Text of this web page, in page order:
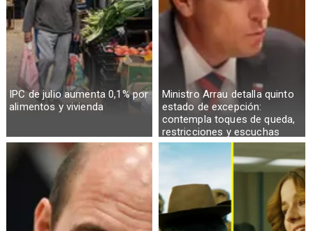
IPC de julio aumenta 0,1% por
alimentos y vivienda
Ministro Arrau detalla quinto
estado de excepción:
contempla toques de queda,
restricciones y escuchas
telefónicas en zonas críticas